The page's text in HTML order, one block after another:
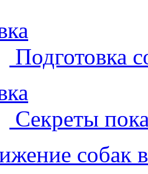
Подготовка
Секреты
собак